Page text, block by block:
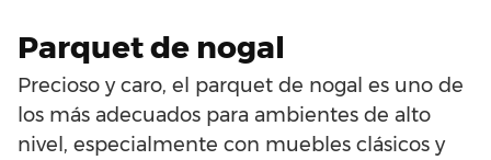
Parquet de nogal
Precioso y caro, el parquet de nogal es uno de
los más adecuados para ambientes de alto
nivel, especialmente con muebles clásicos y